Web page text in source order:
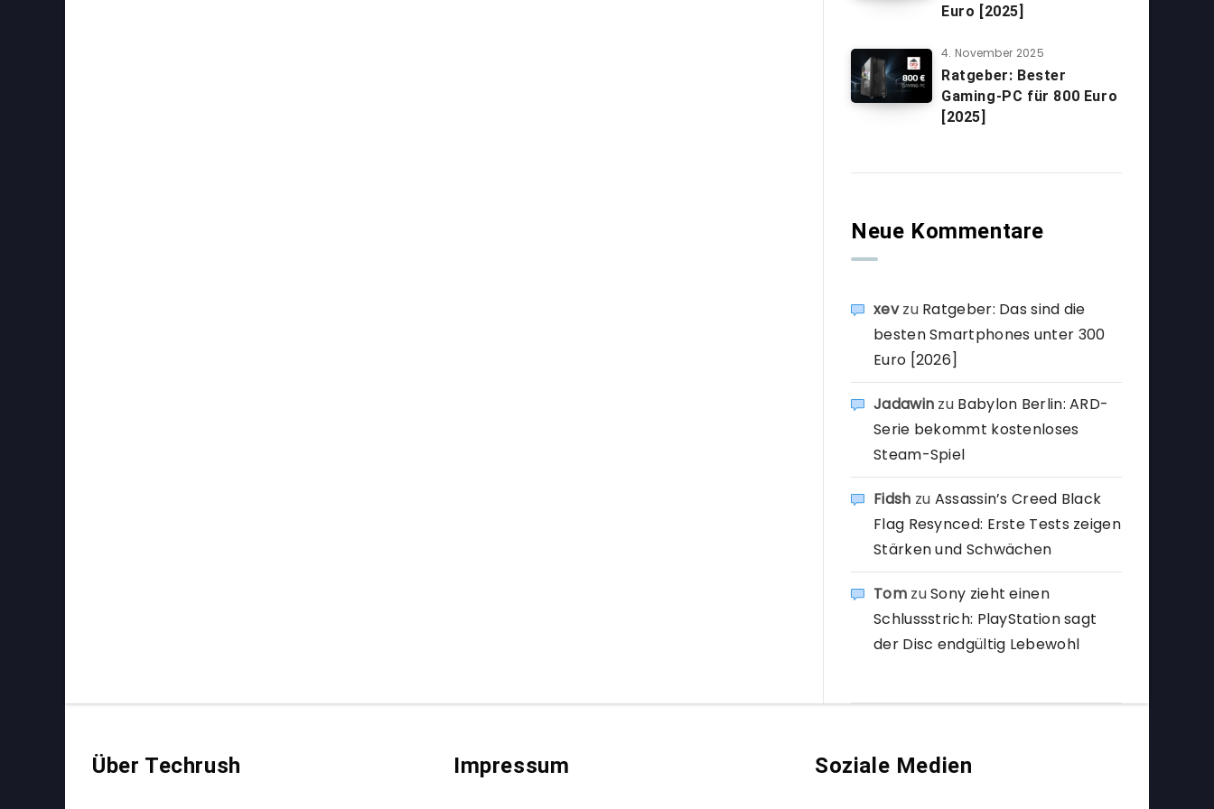
Euro [2025]
4. November 2025
Ratgeber: Bester
Gaming-PC für 800 Euro
[2025]
Neue Kommentare
xevzu Ratgeber: Das sind die
besten Smartphones unter 300
Euro [2026]
Jadawin zu Babylon Berlin: ARD-
Serie bekommt kostenloses
Steam-Spiel
Fidsh zu Assassin’s Creed Black
Flag Resynced: Erste Tests zeigen
Stärken und Schwächen
TomzuSony zieht einen
Schlussstrich: PlayStation sagt
der Disc endgültig Lebewohl
Über Techrush Impressum Soziale Medien